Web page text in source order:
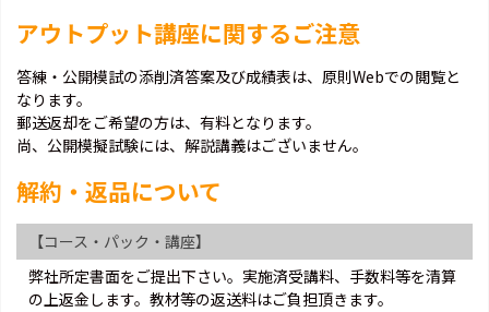
アウトプット講座に関するご注意
答練・公開模試の添削済答案及び成績表は、原則Webでの閲覧と
なります。
郵送返却をご希望の方は、有料となります。
尚、公開模擬試験には、解説講義はございません。
解約・返品について
【コース・パック・講座】
弊社所定書面をご提出下さい。実施済受講料、手数料等を清算
の上返金します。教材等の返送料はご負担頂きます。